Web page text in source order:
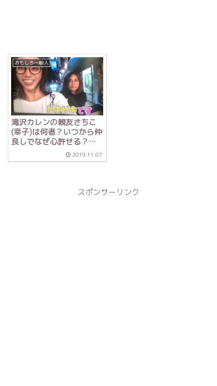
おもしろ一般人
滝沢カレンの親友さちこ
(幸子)は何者？いつから仲
良しでなぜ心許せる？
【有吉THE夜会】2019.11.07
スポンサーリンク